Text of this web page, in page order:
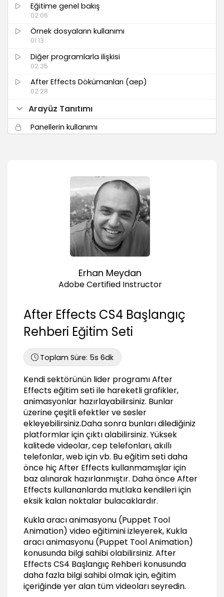
Eğitime genel bakış
02:06
Örnek dosyaların kullanımı
01:13
Diğer programlarla ilişkisi
02:35
After Effects Dökümanları (aep)
02:28
Arayüz Tanıtımı
Panellerin kullanımı
03:03
Doküman çağırma
Adobe Bridge üzerinde videoları görme ve
Kompozisyon anlama ve kullanma (Create
Composition)
Katmanlarla Çalışma (Layers)
03:10
Birden fazla katmanla aynı anda çalışma
(Layers)
02:58
Katmanları hizalama ve dağıtma (Align,
Distribute Layers)
01:28
Animasyon Oluşturma
Animasyonu anlama ve Opaklık animasyonu
(Animation)
04:39
Merkez nokta değiştirme animasyonu (Anchor
Point)
02:37
Hareket animasyonu (Position)
03:03
Ön izleme Timeline (Preview, RAM Preview)
03:22
Döndürme animasyonu (Rotating)
01:23
Ölçekleme animasyonu (Scale)
02:25
Kukla aracı animasyonu (Puppet Tool
Erhan Meydan
Adobe Certified Instructor
After Effects CS4 Başlangıç
Rehberi Eğitim Seti
Toplam Süre: 5s 6dk
Kendi sektörünün lider programı After
Effects eğitim seti ile hareketli grafikler,
animasyonlar hazırlayabilirsiniz. Bunlar
üzerine çeşitli efektler ve sesler
ekleyebilirsiniz.Daha sonra bunları dilediğiniz
platformlar için çıktı alabilirsiniz. Yüksek
kalitede videolar, cep telefonları, akıllı
telefonlar, web için vb. Bu eğitim seti daha
önce hiç After Effects kullanmamışlar için
baz alınarak hazırlanmıştır. Daha önce After
Effects kullananlarda mutlaka kendileri için
eksik kalan noktalar bulacaklardır.
Kukla aracı animasyonu (Puppet Tool
Animation) video eğitimini izleyerek, Kukla
aracı animasyonu (Puppet Tool Animation)
konusunda bilgi sahibi olabilirsiniz. After
Effects CS4 Başlangıç Rehberi konusunda
daha fazla bilgi sahibi olmak için, eğitim
içeriğinde yer alan tüm videoları seyredin.